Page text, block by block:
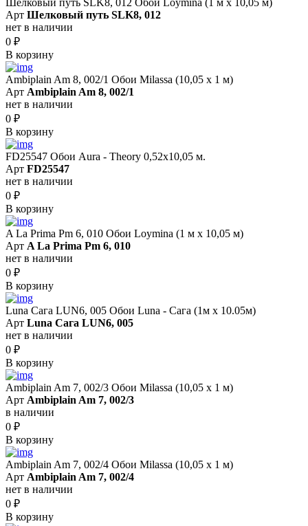
Арт Шелковый путь SLK8, 012
нет в наличии
0 ₽
В корзину
Ambiplain Am 8, 002/1 Обои Milassa (10,05 х 1 м)
Арт Ambiplain Am 8, 002/1
нет в наличии
0 ₽
В корзину
FD25547 Обои Aura - Theory 0,52x10,05 м.
Арт FD25547
нет в наличии
0 ₽
В корзину
A La Prima Pm 6, 010 Обои Loymina (1 м х 10,05 м)
Арт A La Prima Pm 6, 010
нет в наличии
0 ₽
В корзину
Luna Сага LUN6, 005 Обои Luna - Сага (1м х 10.05м)
Арт Luna Сага LUN6, 005
нет в наличии
0 ₽
В корзину
Ambiplain Am 7, 002/3 Обои Milassa (10,05 х 1 м)
Арт Ambiplain Am 7, 002/3
в наличии
0 ₽
В корзину
Ambiplain Am 7, 002/4 Обои Milassa (10,05 х 1 м)
Арт Ambiplain Am 7, 002/4
нет в наличии
0 ₽
В корзину